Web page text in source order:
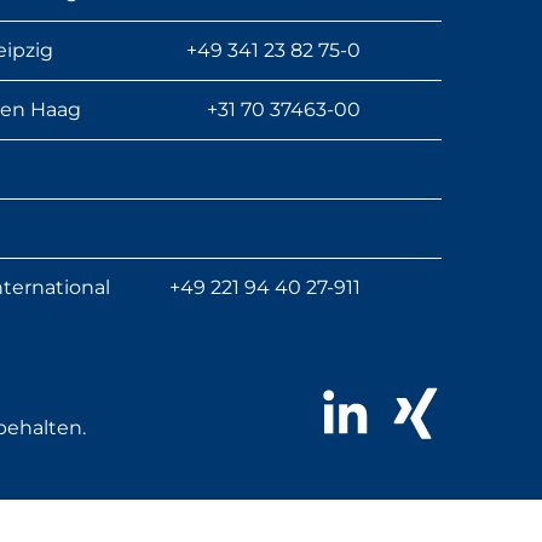
+49 341 23 82 75-0
Haag +31 70 37463-00
+49 221 94 40 27-911
LinkedIn